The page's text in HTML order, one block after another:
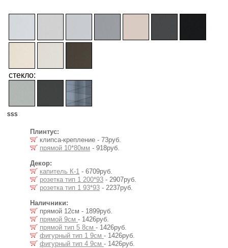
стекло:
sss
Плинтус:
клипса-крепление - 73руб.
прямой 10*80мм - 918руб.
Декор:
капитель К-1 - 6709руб.
розетка тип 1 200*93 - 2907руб.
розетка тип 1 93*93 - 2237руб.
Наличники:
прямой 12см - 1899руб.
прямой 9см - 1426руб.
прямой тип 5 8см - 1426руб.
фигурный тип 1 9см - 1426руб.
фигурный тип 4 9см - 1426руб.